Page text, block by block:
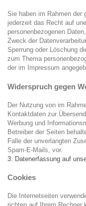
Sie haben im Rahmen der
jederzeit das Recht auf
personenbezogenen
Zweck der
Sperrung oder Löschung
zum Thema
der im Impressum
Widerspruch gegen
Der Nutzung von im
Kontaktdaten zur
Werbung und
Betreiber der Seiten
Falle der unverlangten
Spam-E-Mails, vor.
3. Datenerfassung auf
Cookies
Die Internetseiten